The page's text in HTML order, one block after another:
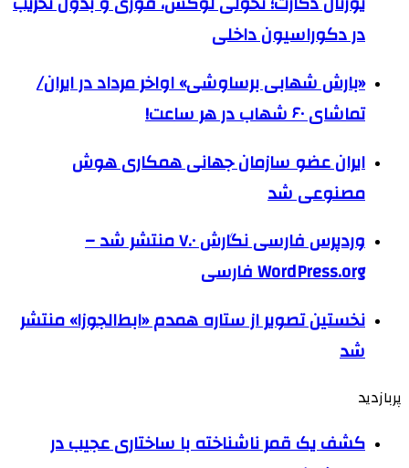
در دکوراسیون داخلی
«بارش شهابی برساوشی» اواخر مرداد در ایران/
تماشای ۶۰ شهاب در هر ساعت!
ایران عضو سازمان جهانی همکاری هوش
مصنوعی شد
وردپرس فارسی نگارش ۷.۰ منتشر شد –
WordPress.org فارسی
نخستین تصویر از ستاره همدم «ابط‌الجوزا» منتشر
شد
پربازدید
کشف یک قمر ناشناخته با ساختاری عجیب در